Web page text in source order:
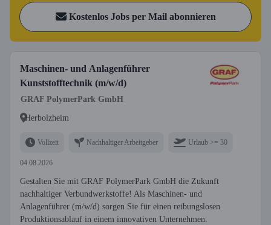
Kostenlos Jobs per Mail abonnieren
Maschinen- und Anlagenführer
Kunststofftechnik (m/w/d)
GRAF PolymerPark GmbH
Herbolzheim
Vollzeit Nachhaltiger Arbeitgeber Urlaub >= 30
04.08.2026
Gestalten Sie mit GRAF PolymerPark GmbH die Zukunft
nachhaltiger Verbundwerkstoffe! Als Maschinen- und
Anlagenführer (m/w/d) sorgen Sie für einen reibungslosen
Produktionsablauf in einem innovativen Unternehmen.